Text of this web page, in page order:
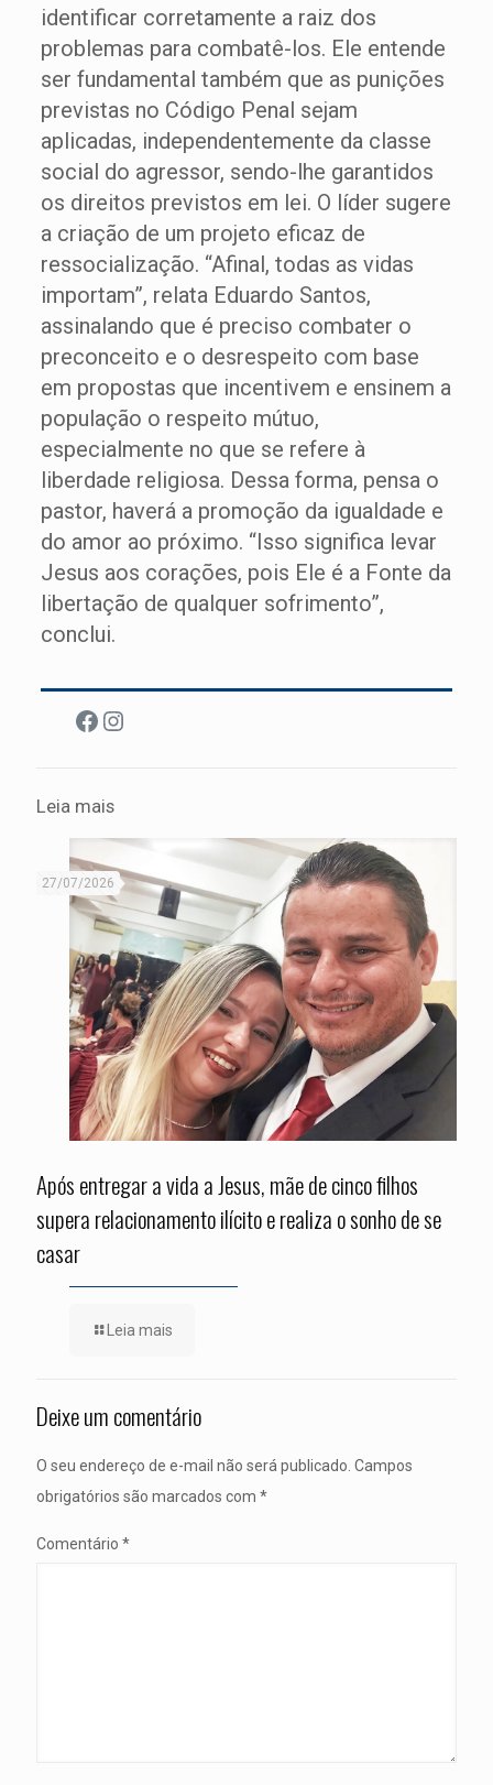
identificar corretamente a raiz dos
problemas para combatê-los. Ele entende
ser fundamental também que as punições
previstas no Código Penal sejam
aplicadas, independentemente da classe
social do agressor, sendo-lhe garantidos
os direitos previstos em lei. O líder sugere
a criação de um projeto eficaz de
ressocialização. “Afinal, todas as vidas
importam”, relata Eduardo Santos,
assinalando que é preciso combater o
preconceito e o desrespeito com base
em propostas que incentivem e ensinem a
população o respeito mútuo,
especialmente no que se refere à
liberdade religiosa. Dessa forma, pensa o
pastor, haverá a promoção da igualdade e
do amor ao próximo. “Isso significa levar
Jesus aos corações, pois Ele é a Fonte da
libertação de qualquer sofrimento”,
conclui.
Facebook
Instagram
Leia mais
27/07/2026
Após entregar a vida a Jesus, mãe de cinco filhos
supera relacionamento ilícito e realiza o sonho de se
casar
Leia mais
Deixe um comentário
O seu endereço de e-mail não será publicado. Campos
obrigatórios são marcados com *
Comentário *